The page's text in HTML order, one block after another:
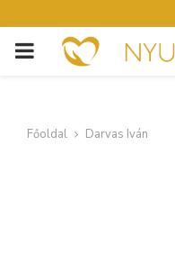
PRIMARY
Főoldal Darvas Iván